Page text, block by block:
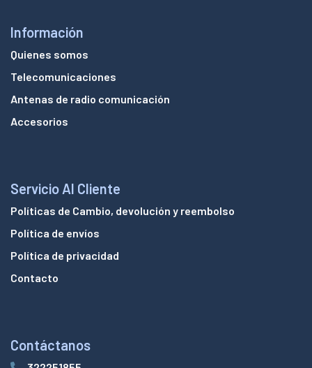
Información
Quienes somos
Telecomunicaciones
Antenas de radio comunicación
Accesorios
Servicio Al Cliente
Políticas de Cambio, devolución y reembolso
Política de envíos
Política de privacidad
Contacto
Contáctanos